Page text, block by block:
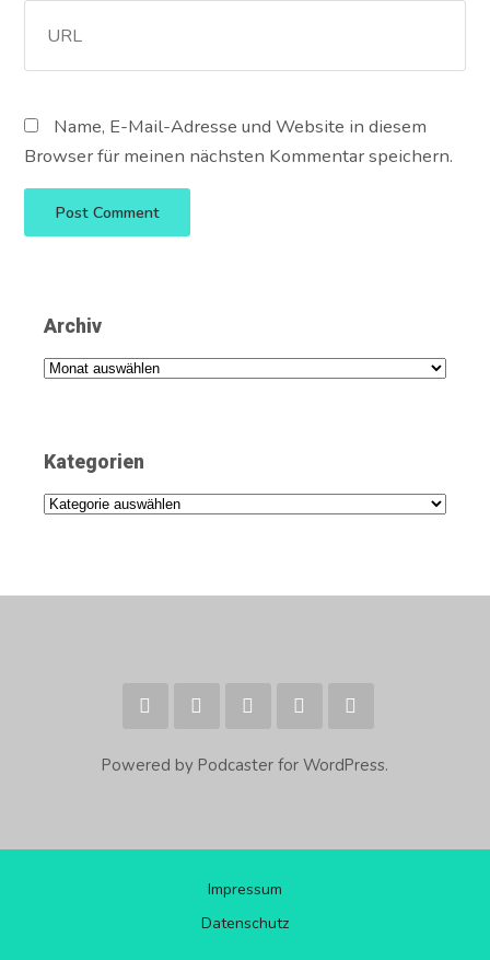
Name, E-Mail-Adresse und Website in diesem
Browser für meinen nächsten Kommentar speichern.
Archiv
Archiv
Kategorien
Kategorien
Powered by Podcaster for WordPress.
Impressum
Datenschutz